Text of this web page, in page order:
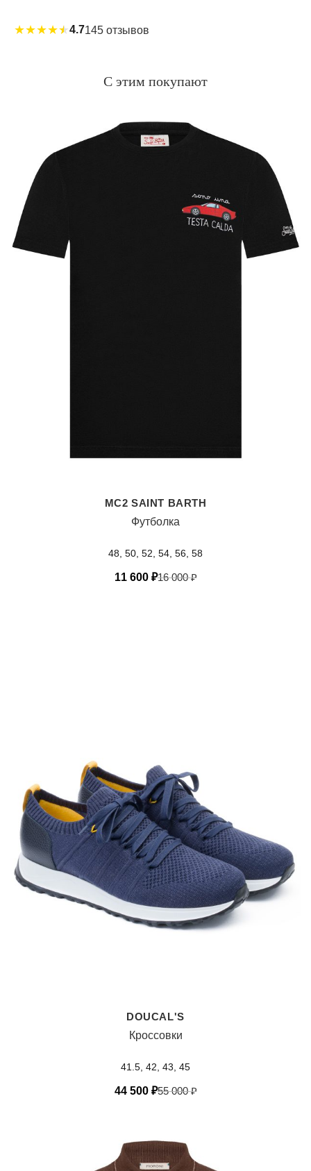
★★★★★4.7145 отзывов
С этим покупают
MC2 SAINT BARTH
Футболка
48, 50, 52, 54, 56, 58
11 600 ₽16 000₽
DOUCAL'S
Кроссовки
41.5, 42, 43, 45
44 500 ₽55 000₽